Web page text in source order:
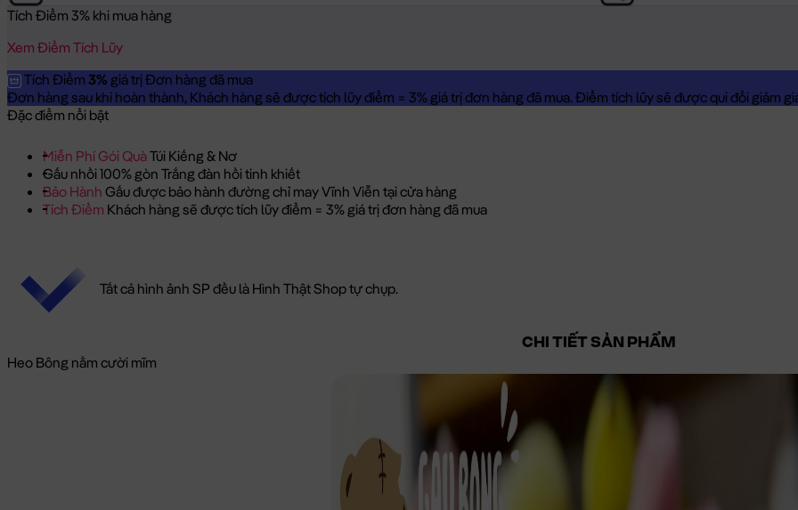
Tích Điểm 3% khi mua hàng
Xem Điểm Tích Lũy
Tích Điểm 3% giá trị Đơn hàng đã mua
Đơn hàng sau khi hoàn thành, Khách hàng sẽ được tích lũy điểm = 3% giá trị đơn hàng đã mua. Điểm tích lũy sẽ được qui đổi giảm
Đặc điểm nổi bật
Miễn Phí Gói QuàTúi Kiếng & Nơ
Gấu nhồi 100% gòn Trắng đàn hồi tinh khiết
Bảo Hành Gấu được bảo hành đường chỉ may Vĩnh Viễn tại cửa hàng
Tích Điểm Khách hàng sẽ được tích lũy điểm = 3% giá trị đơn hàng đã mua
Tất cả hình ảnh SP đều là Hình Thật Shop tự chụp.
CHI TIẾT SẢN PHẨM
Heo Bông nằm cười mĩm